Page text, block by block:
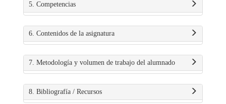
5. Competencias
6. Contenidos de la asignatura
7. Metodología y volumen de trabajo del alumnado
8. Bibliografía / Recursos